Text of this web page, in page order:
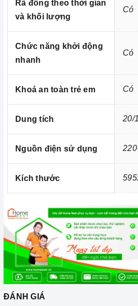
Kích thước
Rã đông theo thời gian
và khối lượng
Có
Chức năng khởi động
nhanh
Có
Khoá an toàn trẻ em Có
Dung tích 20/
Nguồn điện sử dụng
Kích thước
ĐÁNH GIÁ